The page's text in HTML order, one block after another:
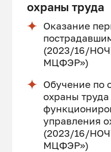
охраны труда
Оказание
(2023/16/
МЦФЭР»)
Обучение по
охраны труда
управления
(2023/16/
МЦФЭР»)